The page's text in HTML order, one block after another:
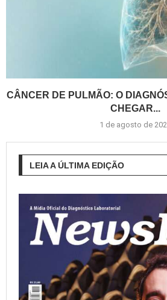
CÂNCER DE PULMÃO: O
CHEGAR...
1 de agosto de
LEIA A ÚLTIMA EDIÇÃO